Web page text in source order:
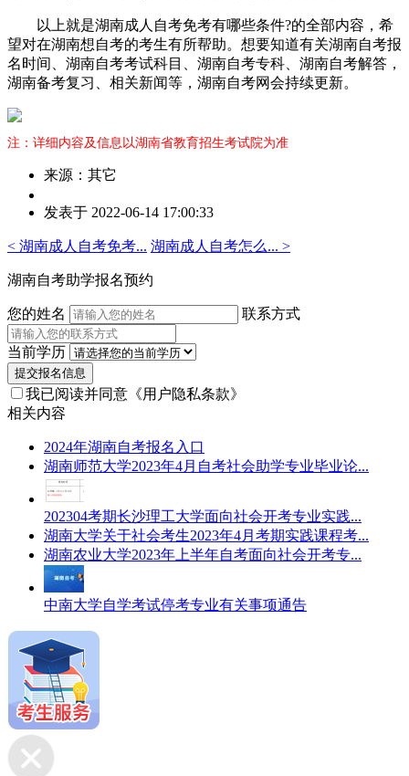
以上就是湖南成人自考免考有哪些条件?的全部内容，希
望对在湖南想自考的考生有所帮助。想要知道有关湖南自考报
名时间、湖南自考考试科目、湖南自考专科、湖南自考解答，
湖南备考复习、相关新闻等，湖南自考网会持续更新。
注：详细内容及信息以湖南省教育招生考试院为准
来源：其它
者：
老
师
发表于 2022-06-14 17:00:33
< 湖南成人自考免考... 湖南成人自考怎么... >
湖南自考助学报名预约
您的姓名 联系方式
当前学历
提交报名信息
我已阅读并同意 《用户隐私条款》
相关内容
2024年湖南自考报名入口
湖南师范大学2023年4月自考社会助学专业毕业论...
202304考期长沙理工大学面向社会开考专业实践...
湖南大学关于社会考生2023年4月考期实践课程考...
湖南农业大学2023年上半年自考面向社会开考专...
中南大学自学考试停考专业有关事项通告